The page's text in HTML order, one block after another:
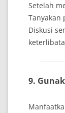
Setelah
Tanyakan
Diskusi
9.